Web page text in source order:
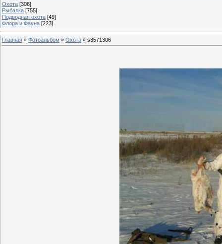
Охота [306]
Рыбалка [755]
Подводная охота [49]
Флора и Фауна [223]
Главная » Фотоальбом » Охота » s3571306